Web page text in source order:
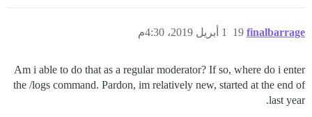
finalbarrage 1 أبريل 2019، 4:30م 19
Am i able to do that as a regular moderator? If so, where do i enter
the /logs command. Pardon, im relatively new, started at the end of
last year.